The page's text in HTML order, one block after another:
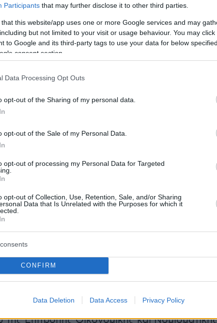
Participants that may further disclose it to other third parties.
that this website/app uses one or more Google services and may
but not limited to your visit or usage behaviour. You may
to Google and its third-party tags to use your data for below
consent section.
Data Processing Opt Outs
opt-out of the Sharing of my personal data.
opt-out of the Sale of my Personal Data.
opt-out of processing my Personal Data for Targeted
opt-out of Collection, Use, Retention, Sale, and/or Sharing
Data that Is Unrelated with the Purposes for which it
CONFIRM
Data Deletion Data Access Privacy Policy
σταθερότητας, ανάπτυξης και στρατηγικής
pic.twitter.com/lZsPTmxd2y
Pierrakakis (@Pierrakakis) May 21, 2026
του ECOFIN
βρίσκεται στην Κύπρο για να συμμετάσχει
την Παρασκευή και το Σάββατο, στην άτυπη
Υποθέσεων ( ECOFIN), στο πλαίσιο της
του Συμβουλίου της ΕΕ 2026.
άτυπης συνάντησης του Συμβουλίου
θα φιλοξενήσει την Παρασκευή, 22
του Eurogroup Κυριάκο Πιερρακάκη. Τη
απασχολήσουν οι πρόσφατες
εξελίξεις, το θέμα της
υιοθέτηση του ψηφιακού ευρώ, παρουσία
Επιτροπής Οικονομικής και